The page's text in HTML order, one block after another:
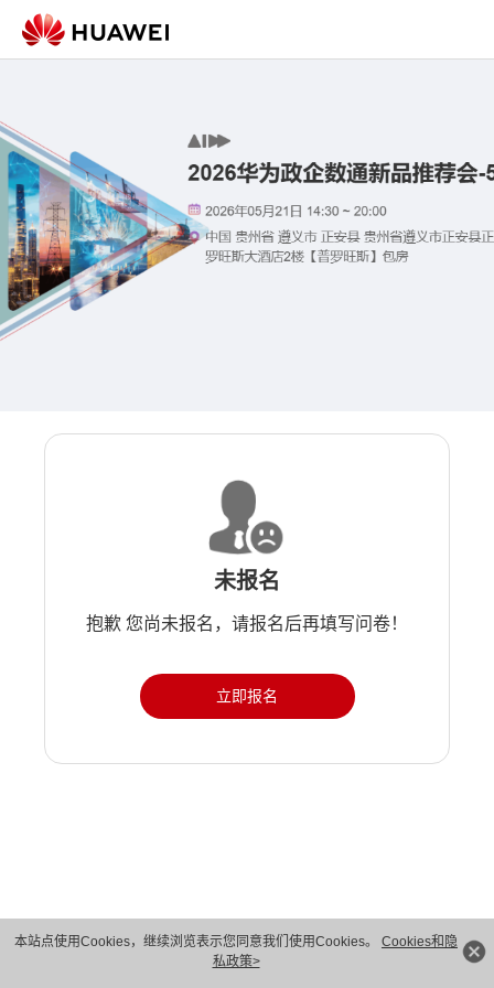
本站点使用Cookies，继续浏览表示您同意我们使用Cookies。 Cookies和隐
私政策>
未报名
抱歉 您尚未报名，请报名后再填写问卷！
立即报名
版权所有 © 华为技术有限公司 1998-2026。 保留一切权利。粤A2-20044005号
隐私保护
法律声明